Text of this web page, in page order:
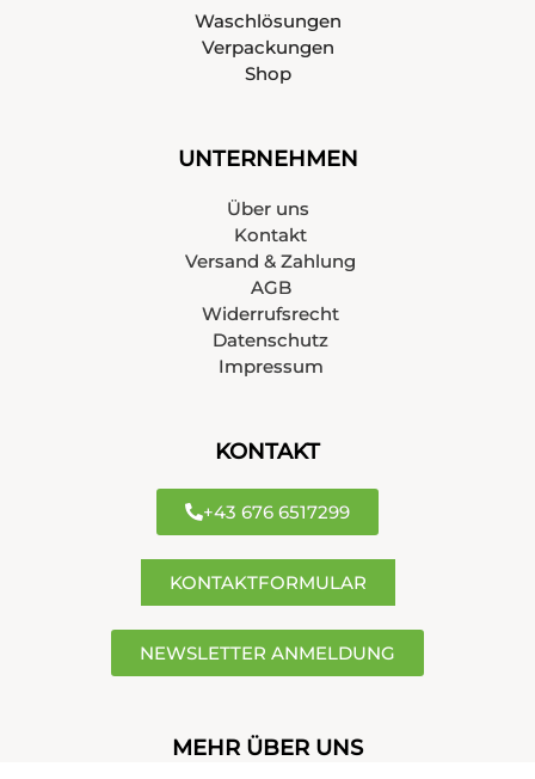
Waschlösungen
Verpackungen
Shop
UNTERNEHMEN
Über uns
Kontakt
Versand & Zahlung
AGB
Widerrufsrecht
Datenschutz
Impressum
KONTAKT
+43 676 6517299
KONTAKTFORMULAR
NEWSLETTER ANMELDUNG
MEHR ÜBER UNS